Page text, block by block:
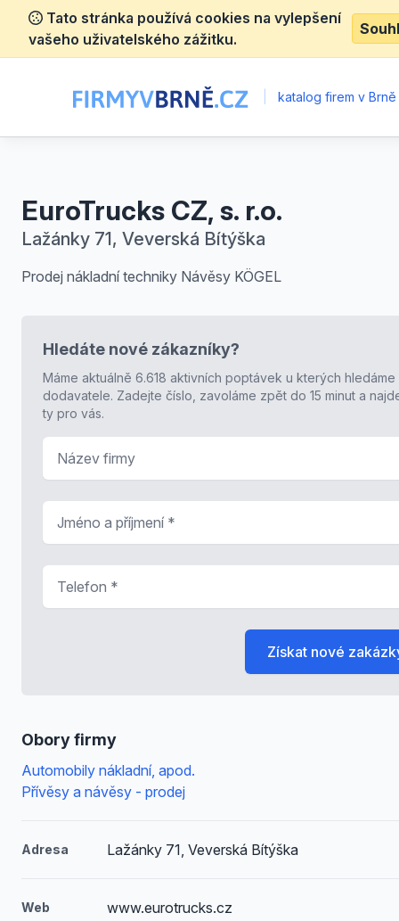
Tato stránka používá cookies na vylepšení
vašeho uživatelského zážitku.
katalog firem v Brně
EuroTrucks CZ, s. r.o.
Lažánky 71, Veverská Bítýška
Prodej nákladní techniky Návěsy KÖGEL
Obory firmy
Automobily nákladní, apod.
Přívěsy a návěsy - prodej
Adresa Lažánky 71, Veverská Bítýška
Web www.eurotrucks.cz
Hledáte nové zákazníky?
Máme aktuálně 6.618 aktivních poptávek u kterých hledáme
dodavatele. Zadejte číslo, zavoláme zpět do 15 minut a
ty pro vás.
Získat nové